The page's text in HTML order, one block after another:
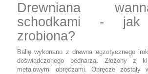
Drewniana
schodkami - jak
zrobiona?
Balię wykonano z drewna egzotycznego
doświadczonego bednarza. Złożony z
metalowymi obręczami. Obręcze zostały